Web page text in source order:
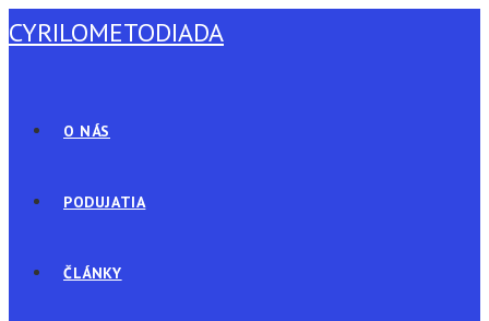
Skip
to
CYRILOMETODIADA
O NÁS
PODUJATIA
ČLÁNKY